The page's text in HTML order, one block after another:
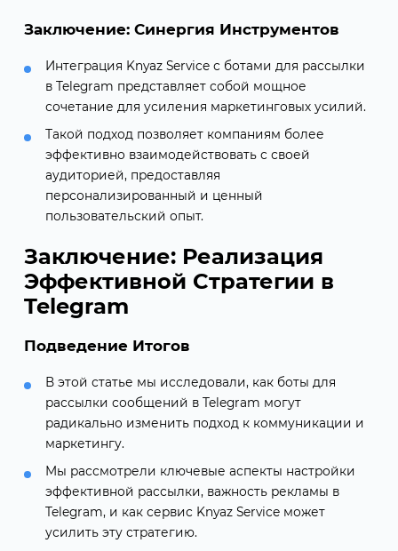
Заключение: Синергия Инструментов
Интеграция Knyaz Service с ботами для рассылки
в Telegram представляет собой мощное
сочетание для усиления маркетинговых усилий.
Такой подход позволяет компаниям более
эффективно взаимодействовать с своей
аудиторией, предоставляя
персонализированный и ценный
пользовательский опыт.
Заключение: Реализация
Эффективной Стратегии в
Telegram
Подведение Итогов
В этой статье мы исследовали, как боты для
рассылки сообщений в Telegram могут
радикально изменить подход к коммуникации и
маркетингу.
Мы рассмотрели ключевые аспекты настройки
эффективной рассылки, важность рекламы в
Telegram, и как сервис Knyaz Service может
усилить эту стратегию.